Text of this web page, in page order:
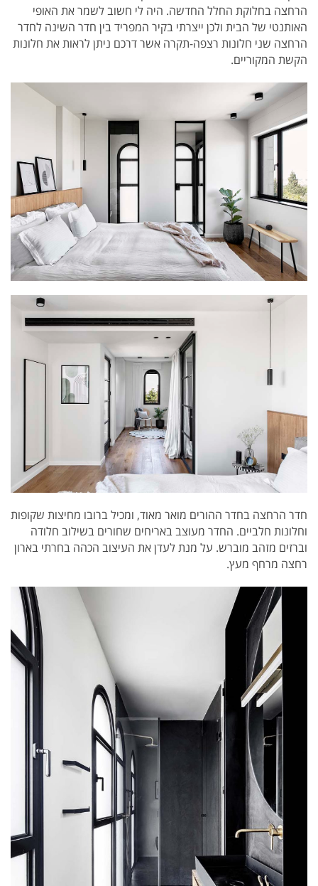
הרחצה בחלוקת החלל החדשה. היה לי חשוב לשמר את האופי
האותנטי של הבית ולכן ייצרתי בקיר המפריד בין חדר השינה לחדר
הרחצה שני חלונות רצפה-תקרה אשר דרכם ניתן לראות את חלונות
הקשת המקוריים.
חדר הרחצה בחדר ההורים מואר מאוד, ומכיל ברובו מחיצות שקופות
וחלונות חלביים. החדר מעוצב באריחים שחורים בשילוב חלודה
וברזים מזהב מוברש. על מנת לעדן את העיצוב הכהה בחרתי בארון
רחצה מרחף מעץ.